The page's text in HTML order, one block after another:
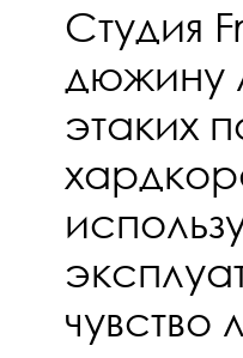
Студия
дюжину
этаких